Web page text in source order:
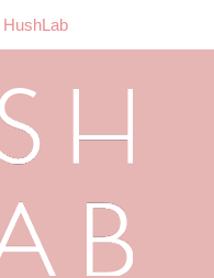
HushLab